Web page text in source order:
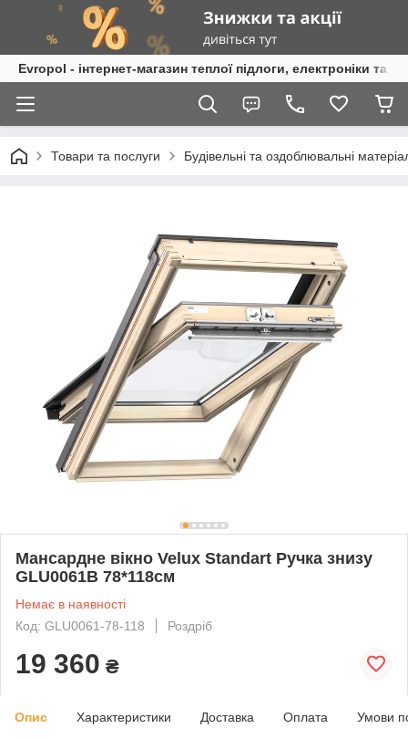
Evropol - інтернет-магазин теплої підлоги, електроніки та
Товари та послуги Будівельні та оздоблювальні
Мансардне вікно Velux Standart Ручка знизу
GLU0061B 78*118см
Немає в наявності
Код: GLU0061-78-118
Роздріб
19 360 ₴
Опис Характеристики Доставка Оплата Умови